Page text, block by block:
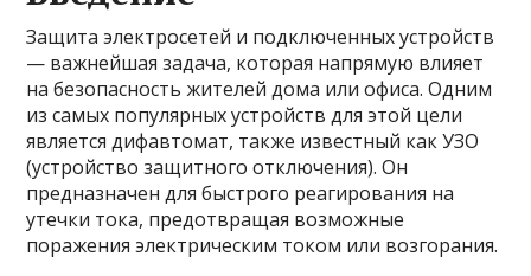
Защита электросетей и подключенных устройств
— важнейшая задача, которая напрямую влияет
на безопасность жителей дома или офиса. Одним
из самых популярных устройств для этой цели
является дифавтомат, также известный как УЗО
(устройство защитного отключения). Он
предназначен для быстрого реагирования на
утечки тока, предотвращая возможные
поражения электрическим током или возгорания.